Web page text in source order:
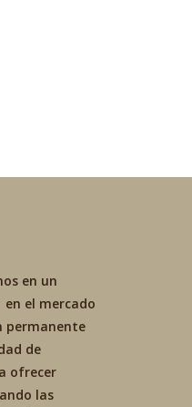
en un
el mercado
permanente
de
ofrecer
las